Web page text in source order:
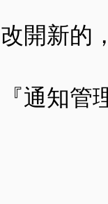
開新的
通知管